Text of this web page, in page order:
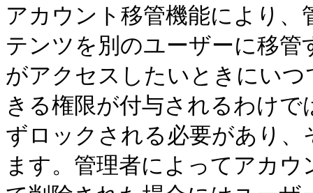
アカウント移管機能により
テンツを別のユーザーに移
がアクセスしたいときにい
きる権限が付与されるわけ
ずロックされる必要があり
ます。管理者によってアカ